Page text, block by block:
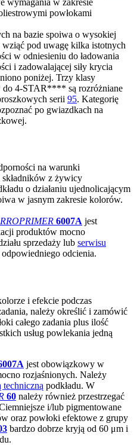
powłokami
na bazie spoiwa o wysokiej
pod uwagę kilka istotnych
w odniesieniu do ładowania
i zadowalającej siły krycia
poniżej. Trzy klasy
4-STAR**** są rozróżniane
serii 95. Kategorię
po gwiazdkach na
na warunki
składników z żywicy
o działaniu ujednolicającym
w jasnym zakresie kolorów.
6007A jest
produktów mocno
sprzedaży lub serwisu
odcienia.
i efekcie podczas
należy określić i zamówić
całego zadania plus ilość
usług powlekania jedną
jest obowiązkowy w
rozjaśnionych. Należy
techniczną podkładu. W
60 należy również przestrzegać
i/lub pigmentowane
oraz powłoki efektowe z grupy
bardzo dobrze kryją od 60 μm i